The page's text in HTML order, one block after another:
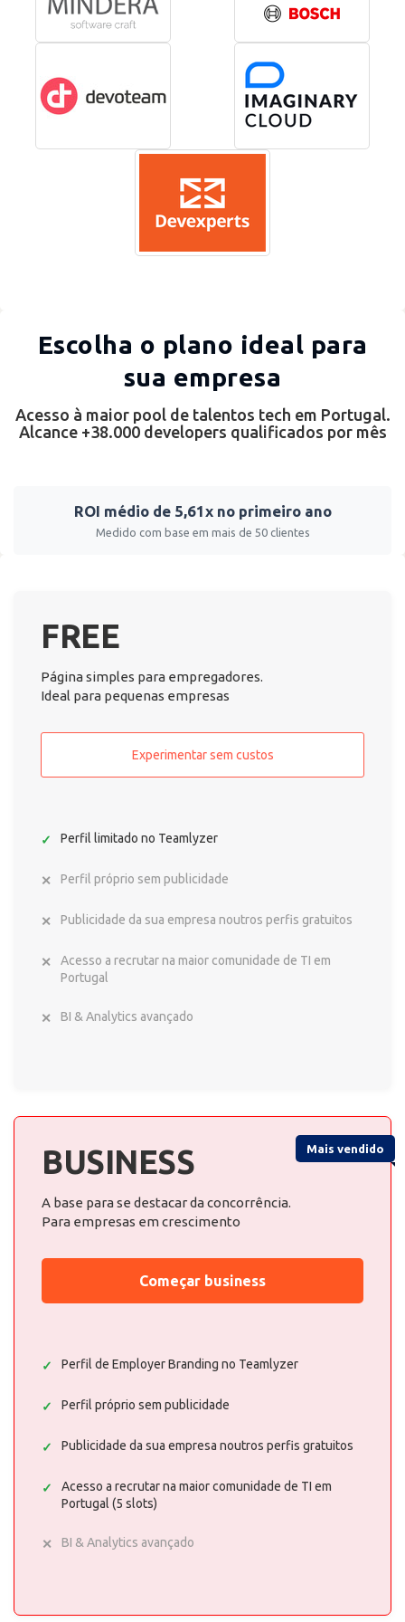
Escolha o plano ideal para
sua empresa
Acesso à maior pool de talentos tech em Portugal.
Alcance +38.000 developers qualificados por mês
ROI médio de 5,61x no primeiro ano
Medido com base em mais de 50 clientes
FREE
Página simples para empregadores.
Ideal para pequenas empresas
Experimentar sem custos
Perfil limitado no Teamlyzer
Perfil próprio sem publicidade
Publicidade da sua empresa noutros perfis gratuitos
Acesso a recrutar na maior comunidade de TI em
Portugal
BI & Analytics avançado
Mais vendido
BUSINESS
A base para se destacar da concorrência.
Para empresas em crescimento
Começar business
Perfil de Employer Branding no Teamlyzer
Perfil próprio sem publicidade
Publicidade da sua empresa noutros perfis gratuitos
Acesso a recrutar na maior comunidade de TI em
Portugal (5 slots)
BI & Analytics avançado